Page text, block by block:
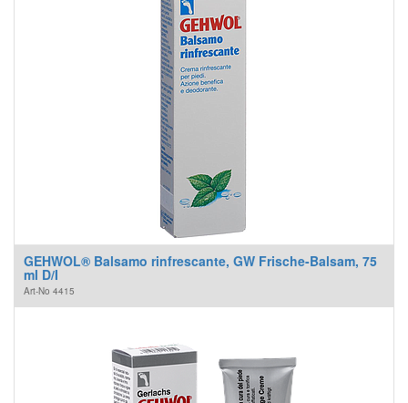
GEHWOL® Balsamo rinfrescante, GW Frische-Balsam, 75
ml D/I
Art-No 4415